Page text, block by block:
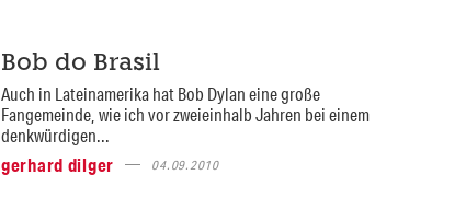
Bob do Brasil
Auch in Lateinamerika hat Bob Dylan eine große
Fangemeinde, wie ich vor zweieinhalb Jahren bei einem
denkwürdigen...
gerhard dilger
04.09.2010